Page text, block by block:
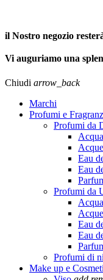
il Nostro negozio
Vi auguriamo una
Chiudi arrow_back
Marchi
Profumi e
Profumi da
Eau
Eau
Profumi da
Eau
Eau
Profumi di
Make up e